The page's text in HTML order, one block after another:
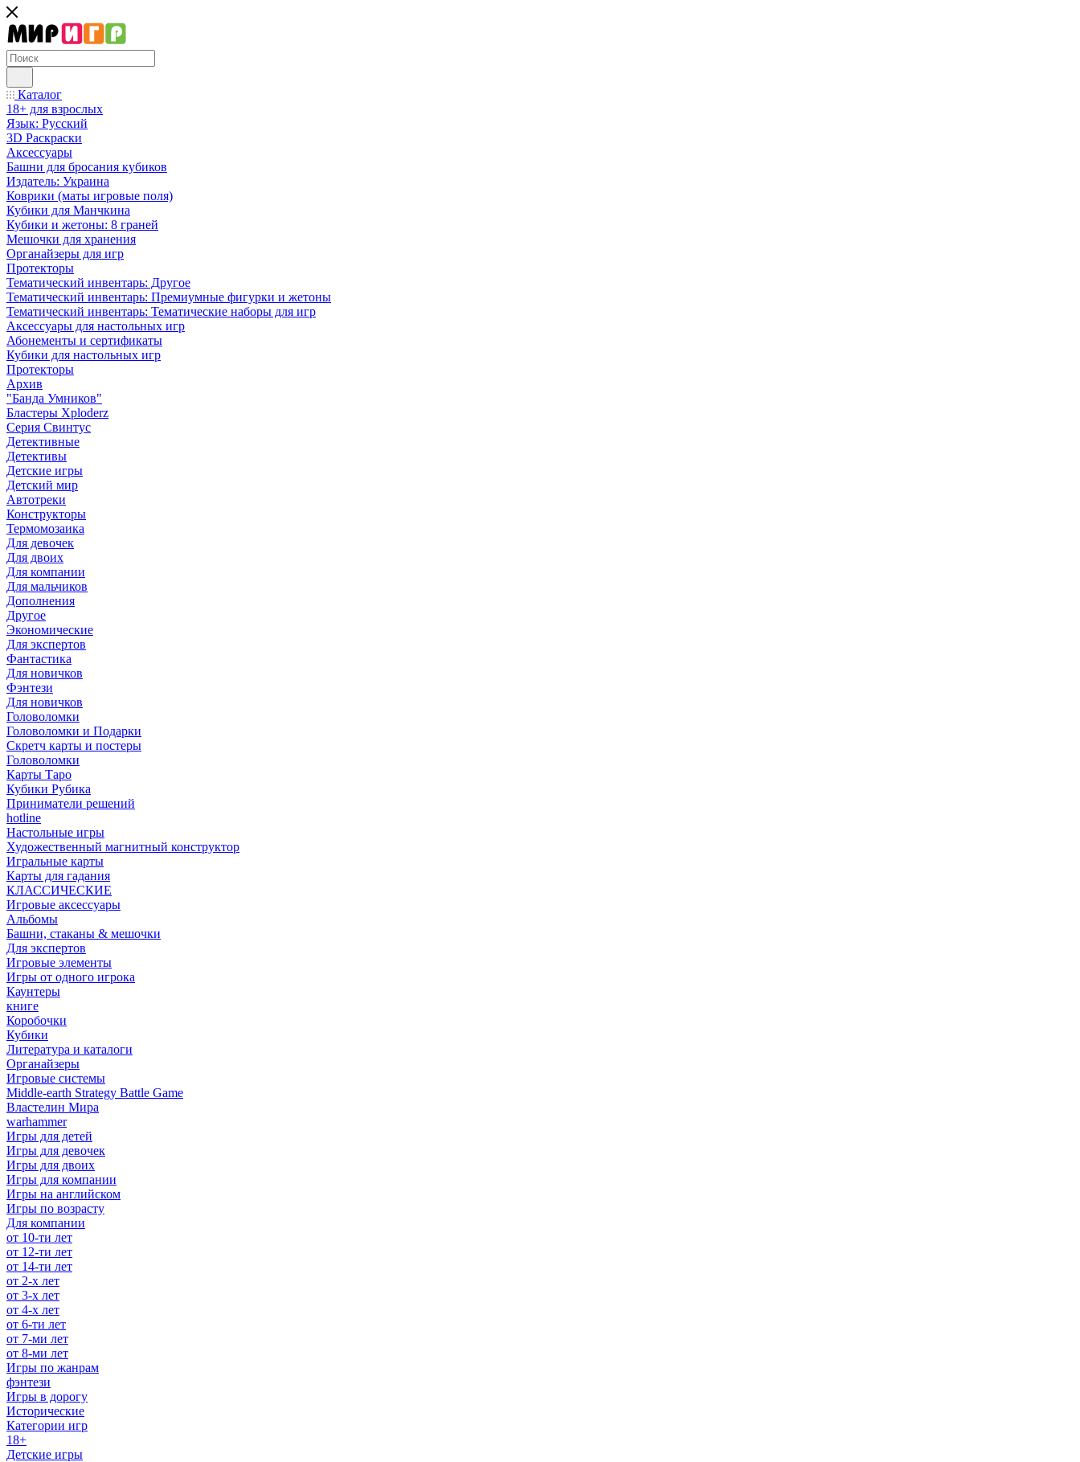
Каталог
18+ для взрослых
Язык: Русский
3D Раскраски
Аксессуары
Башни для бросания кубиков
Издатель: Украина
Коврики (маты игровые поля)
Кубики для Манчкина
Кубики и жетоны: 8 граней
Мешочки для хранения
Органайзеры для игр
Протекторы
Тематический инвентарь: Другое
Тематический инвентарь: Премиумные фигурки и жетоны
Тематический инвентарь: Тематические наборы для игр
Аксессуары для настольных игр
Абонементы и сертификаты
Кубики для настольных игр
Протекторы
Архив
"Банда Умников"
Бластеры Xploderz
Cерия Свинтус
Детективные
Детективы
Детские игры
Детский мир
Автотреки
Конструкторы
Термомозаика
Для девочек
Для двоих
Для компании
Для мальчиков
Дополнения
Другое
Экономические
Для экспертов
Фантастика
Для новичков
Фэнтези
Для новичков
Головоломки
Головоломки и Подарки
Cкретч карты и постеры
Головоломки
Карты Таро
Кубики Рубика
Приниматели решений
hotline
Настольные игры
Художественный магнитный конструктор
Игральные карты
Карты для гадания
КЛАССИЧЕСКИЕ
Игровые аксессуары
Альбомы
Башни, стаканы & мешочки
Для экспертов
Игровые элементы
Игры от одного игрока
Каунтеры
книге
Коробочки
Кубики
Литература и каталоги
Органайзеры
Игровые системы
Middle-earth Strategy Battle Game
Властелин Мира
warhammer
Игры для детей
Игры для девочек
Игры для двоих
Игры для компании
Игры на английском
Игры по возрасту
Для компании
от 10-ти лет
от 12-ти лет
от 14-ти лет
от 2-х лет
от 3-х лет
от 4-х лет
от 6-ти лет
от 7-ми лет
от 8-ми лет
Игры по жанрам
фэнтези
Игры в дорогу
Исторические
Категории игр
18+
Детские игры